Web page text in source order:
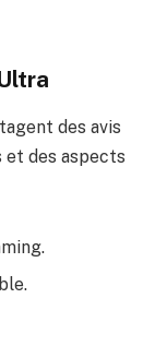
des avis
et des aspects